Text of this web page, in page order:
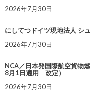
2026年7月30日
にしてつドイツ現地法人 シ
2026年7月30日
NCA／日本発国際航空貨物
8月1日適用 改定）
2026年7月30日